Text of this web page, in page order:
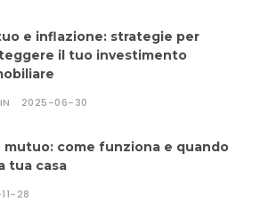
e inflazione: strategie per
il tuo investimento
2025-06-30
mutuo: come funziona e quando
tua casa
28